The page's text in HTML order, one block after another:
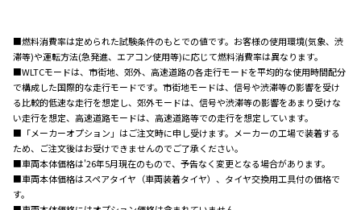
■燃料消費率は定められた試験条件のもとでの値です。お客様の使用環境(気象、渋
滞等)や運転方法(急発進、エアコン使用等)に応じて燃料消費率は異なります。
■WLTCモードは、市街地、郊外、高速道路の各走行モードを平均的な使用時間配分
で構成した国際的な走行モードです。市街地モードは、信号や渋滞等の影響を受け
る比較的低速な走行を想定し、郊外モードは、信号や渋滞等の影響をあまり受けな
い走行を想定、高速道路モードは、高速道路等での走行を想定しています。
■「メーカーオプション」はご注文時に申し受けます。メーカーの工場で装着する
ため、ご注文後はお受けできませんのでご了承ください。
■車両本体価格は'26年5月現在のもので、予告なく変更となる場合があります。
■車両本体価格はスペアタイヤ（車両装着タイヤ）、タイヤ交換用工具付の価格で
す。